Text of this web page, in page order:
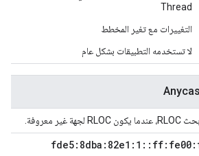
Thread
التغييرات مع تغير المخطط
لا تستخدمه التطبيقات بشكل عام
fde5:8dba:82e1:1 ::